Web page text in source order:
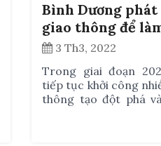
Bình Dương
giao thông để
phá năm 2022
3 Th3, 2022
Trong giai đoạn
tiếp tục khởi công
thông tạo đột phá